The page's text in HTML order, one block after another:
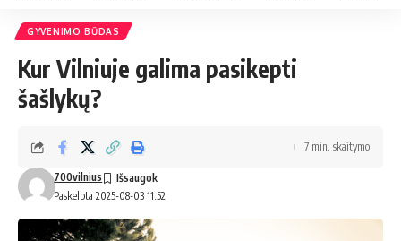
GYVENIMO BŪDAS
Kur Vilniuje galima pasikepti
šašlykų?
Paskelbta 2025-08-03 11:52
700vilnius
7 min. skaitymo